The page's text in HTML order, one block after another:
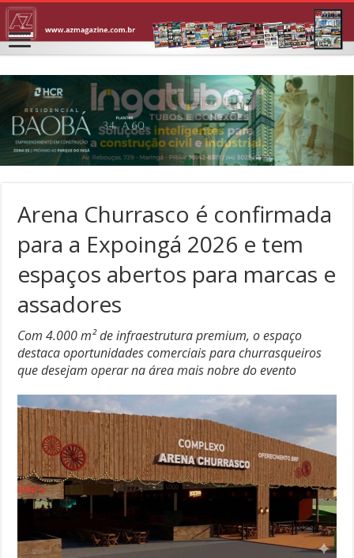
Arena Churrasco é confirmada
para a Expoingá 2026 e tem
espaços abertos para marcas e
assadores
Com 4.000 m² de infraestrutura premium, o espaço
destaca oportunidades comerciais para churrasqueiros
que desejam operar na área mais nobre do evento